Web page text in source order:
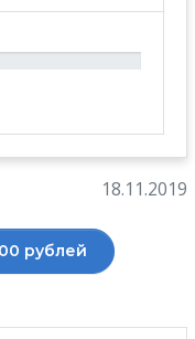
18.11.2019
рублей